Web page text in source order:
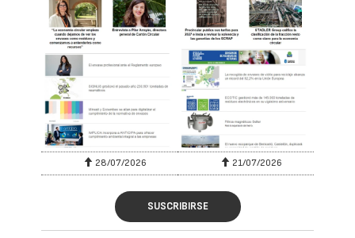
28/07/2026 21/07/2026
SUSCRIBIRSE